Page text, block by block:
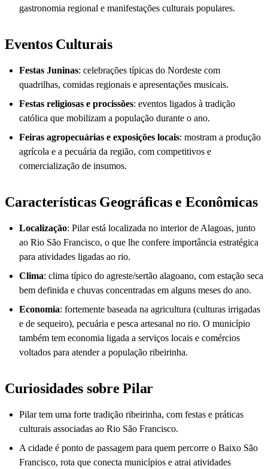
gastronomia regional e manifestações culturais populares.
Eventos Culturais
Festas Juninas: celebrações típicas do Nordeste com
quadrilhas, comidas regionais e apresentações musicais.
Festas religiosas e procissões: eventos ligados à tradição
católica que mobilizam a população durante o ano.
Feiras agropecuárias e exposições locais: mostram a produção
agrícola e a pecuária da região, com competitivos e
comercialização de insumos.
Características Geográficas e Econômicas
Localização: Pilar está localizada no interior de Alagoas, junto
ao Rio São Francisco, o que lhe confere importância estratégica
para atividades ligadas ao rio.
Clima: clima típico do agreste/sertão alagoano, com estação seca
bem definida e chuvas concentradas em alguns meses do ano.
Economia: fortemente baseada na agricultura (culturas irrigadas
e de sequeiro), pecuária e pesca artesanal no rio. O município
também tem economia ligada a serviços locais e comércios
voltados para atender a população ribeirinha.
Curiosidades sobre Pilar
Pilar tem uma forte tradição ribeirinha, com festas e práticas
culturais associadas ao Rio São Francisco.
A cidade é ponto de passagem para quem percorre o Baixo São
Francisco, rota que conecta municípios e atrai atividades